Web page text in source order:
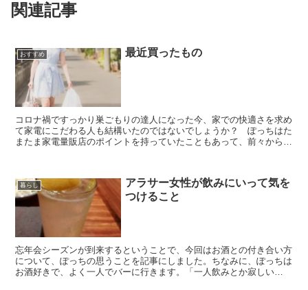
関連記事
おすすめ 最近買ったもの
コロナ禍ですっかり巣ごもりの達人になった今、家での快適さを求め
て家電にこだわる人も結構いたのではないでしょうか？ ぽっちはた
またま家電量販店のポイントを持っていたこともあって、前々から欲
暮らし
アラサー女性が飲みにいって気を
つけること
忘年会シーズンが到来するということで、今回はお酒との付き合い方
について、ぽっちの思うことを記事にしました。ちなみに、ぽっちは
お酒好きで、よく一人でバーに行きます。「一人飲みとか寂しい